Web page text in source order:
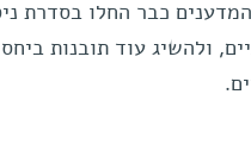
כבר החלו בסדרת
ולהשיג עוד תובנות